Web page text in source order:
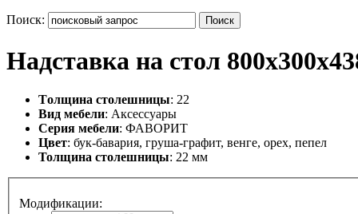
Поиск: Поиск
Надставка на стол
Tолщина столешницы: 22
Вид мебели: Аксессуары
Серия мебели: ФАВОРИТ
Цвет: бук-бавария, груша-графит, венге, орех, пепел
Толщина столешницы: 22 мм
Модификации: